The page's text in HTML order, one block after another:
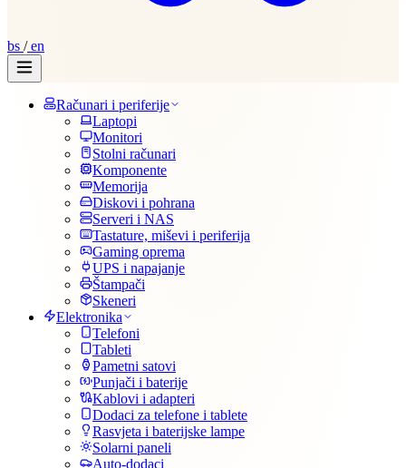
bs /en
Računari i periferije
Laptopi
Monitori
Stolni računari
Komponente
Memorija
Diskovi i pohrana
Serveri i NAS
Tastature, miševi i periferija
Gaming oprema
UPS i napajanje
Štampači
Skeneri
Elektronika
Telefoni
Tableti
Pametni satovi
Punjači i baterije
Kablovi i adapteri
Dodaci za telefone i tablete
Rasvjeta i baterijske lampe
Solarni paneli
Auto-dodaci